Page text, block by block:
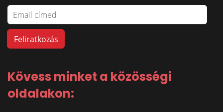
Kövess minket a közösségi
oldalakon: